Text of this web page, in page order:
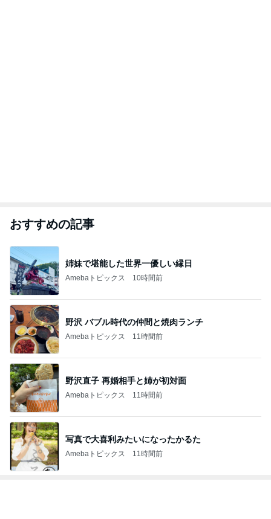
おすすめの記事
姉妹で堪能した世界一優しい縁日
Amebaトピックス 10時間前
野沢 バブル時代の仲間と焼肉ランチ
Amebaトピックス 11時間前
野沢直子 再婚相手と姉が初対面
Amebaトピックス 11時間前
写真で大喜利みたいになったかるた
Amebaトピックス 11時間前